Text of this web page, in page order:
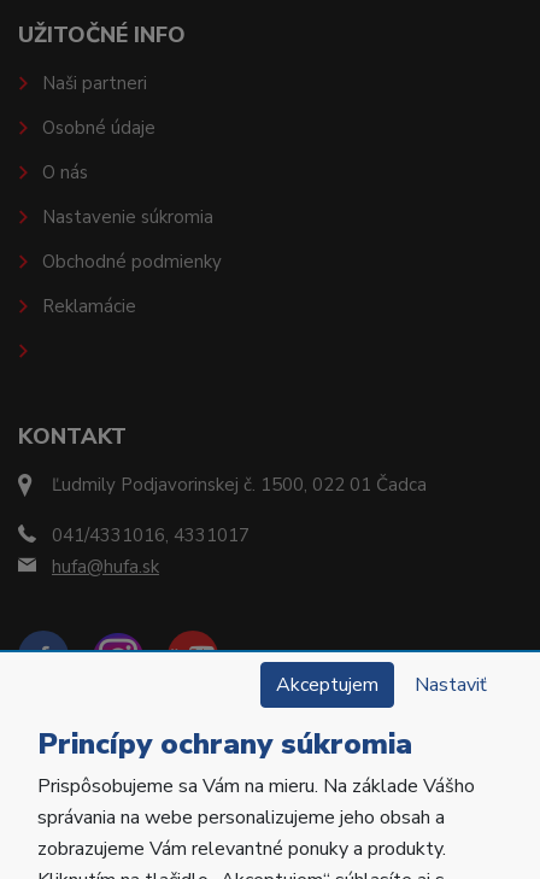
KONTAKT
Ľudmily Podjavorinskej č. 1500, 022 01 Čadca
041/4331016, 4331017
hufa@hufa.sk
UŽITOČNÉ INFO
Naši partneri
Osobné údaje
O nás
Nastavenie súkromia
Obchodné podmienky
Reklamácie
Copyright © 2022 Hu-Fa Dental a.s. Všetky práva
vyhradené.
Akceptujem Nastaviť
Princípy ochrany súkromia
Prispôsobujeme sa Vám na mieru. Na základe Vášho
správania na webe personalizujeme jeho obsah a
zobrazujeme Vám relevantné ponuky a produkty.